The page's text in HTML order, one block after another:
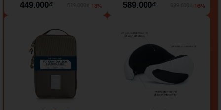
449.000₫
-13%
589.000₫
-16%